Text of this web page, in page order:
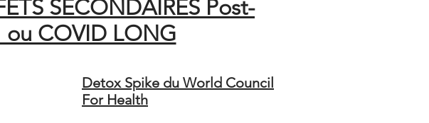
SECONDAIRES Post-
COVID LONG"
Detox Spike du World Council
For Health